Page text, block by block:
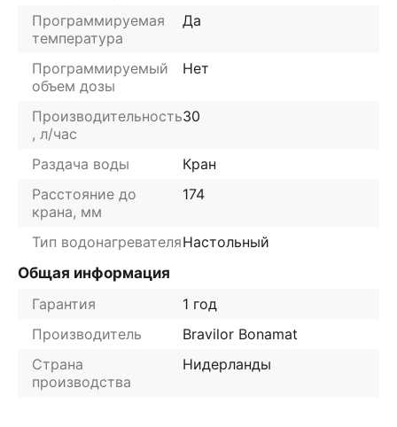
Программируемая
температура
Да
Программируемый
объем дозы
Нет
Производительность
, л/час
30
Раздача воды
Кран
Расстояние до
крана, мм
174
Тип водонагревателяНастольный
Общая информация
Гарантия
1 год
Производитель
Bravilor Bonamat
Страна
производства
Нидерланды